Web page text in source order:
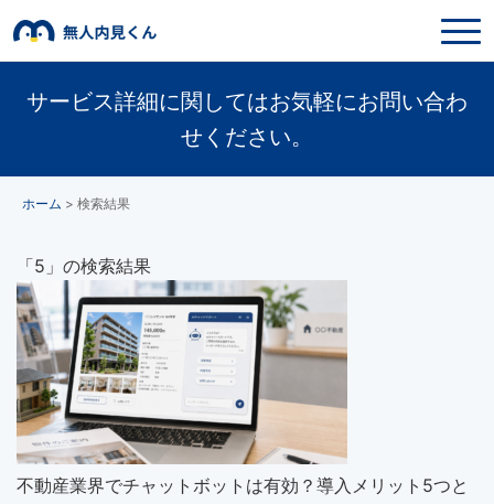
サービス詳細に関してはお気軽にお問い合わ
せください。
ホーム > 検索結果
「5」の検索結果
不動産業界でチャットボットは有効？導入メリット5つと